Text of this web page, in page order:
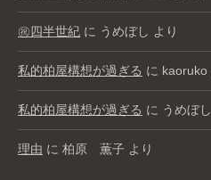
㊗️四半世紀 に うめぼし より
私的柏屋構想が過ぎる に kaoruko
私的柏屋構想が過ぎる に うめぼし
理由 に 柏原 薫子 より